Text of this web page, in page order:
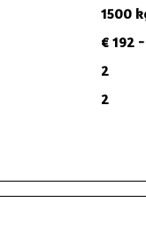
1500
€ 192
2
2